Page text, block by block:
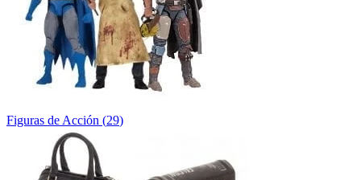
Figuras de Acción (29)